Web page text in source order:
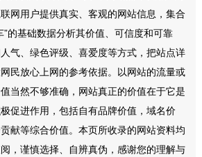
网用户提供真实、客观的网站信息，集合
的基础数据分析其价值、可信度和可靠
气、绿色评级、喜爱度等方式，把站点详
民放心上网的参考依据。以网站的流量或
当然不够准确，网站真正的价值在于它是
促进作用，包括自有品牌价值，域名价
献等综合价值。本页所收录的网站资料均
，谨慎选择、自辨真伪，感谢您的理解与